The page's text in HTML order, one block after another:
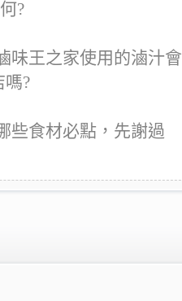
?
味王之家使用的滷汁會
嗎?
些食材必點，先謝過